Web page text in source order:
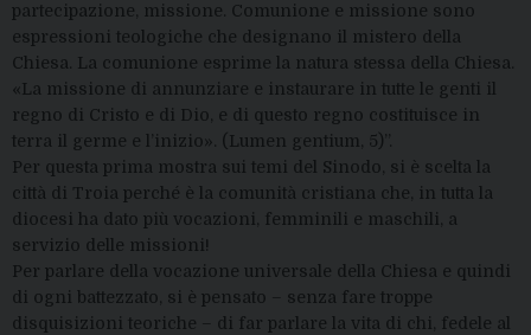
partecipazione, missione. Comunione e missione sono
espressioni teologiche che designano il mistero della
Chiesa. La comunione esprime la natura stessa della Chiesa.
«La missione di annunziare e instaurare in tutte le genti il
regno di Cristo e di Dio, e di questo regno costituisce in
terra il germe e l’inizio». (Lumen gentium, 5)”.
Per questa prima mostra sui temi del Sinodo, si è scelta la
città di Troia perché è la comunità cristiana che, in tutta la
diocesi ha dato più vocazioni, femminili e maschili, a
servizio delle missioni!
Per parlare della vocazione universale della Chiesa e quindi
di ogni battezzato, si è pensato – senza fare troppe
disquisizioni teoriche – di far parlare la vita di chi, fedele al